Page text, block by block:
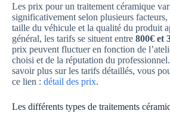
Les prix pour un traitement céramique
significativement selon plusieurs facteurs,
taille du véhicule et la qualité du produit
général, les tarifs se situent entre 800€ et
prix peuvent fluctuer en fonction de
choisi et de la réputation du
savoir plus sur les tarifs détaillés, vous
ce lien : détail des prix.
Les différents types de traitements